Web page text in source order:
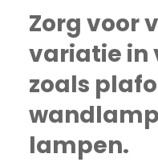
Zorg voor
variatie in
zoals
lampen.